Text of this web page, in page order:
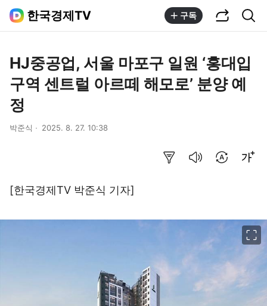
한국경제TV 구독
HJ중공업, 서울 마포구 일원 ‘홍대입
구역 센트럴 아르떼 해모로’ 분양 예
정
박준식 2025. 8. 27. 10:38
[한국경제TV 박준식 기자]